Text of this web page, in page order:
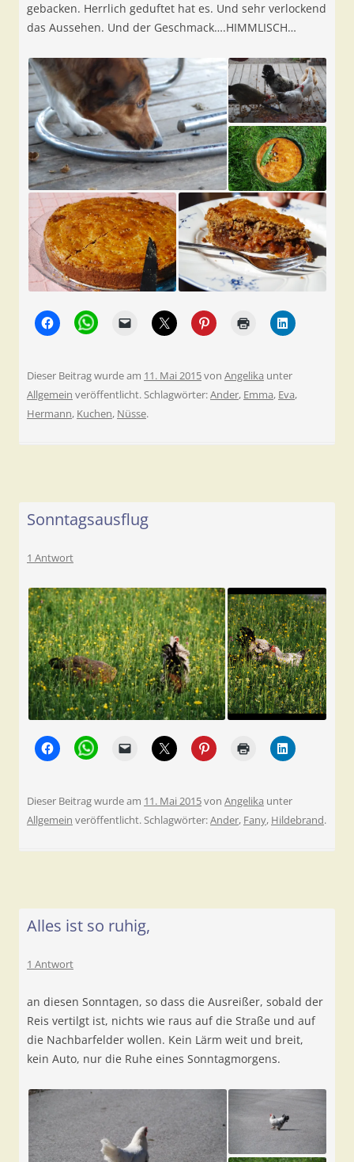
gebacken. Herrlich geduftet hat es. Und sehr verlockend
das Aussehen. Und der Geschmack….HIMMLISCH…
Dieser Beitrag wurde am 11. Mai 2015von Angelika unter
Allgemein veröffentlicht. Schlagwörter:Ander, Emma, Eva,
Hermann, Kuchen, Nüsse.
Sonntagsausflug
1 Antwort
Dieser Beitrag wurde am 11. Mai 2015von Angelika unter
Allgemein veröffentlicht. Schlagwörter:Ander, Fany, Hildebrand.
Alles ist so ruhig,
1 Antwort
an diesen Sonntagen, so dass die Ausreißer, sobald der
Reis vertilgt ist, nichts wie raus auf die Straße und auf
die Nachbarfelder wollen. Kein Lärm weit und breit,
kein Auto, nur die Ruhe eines Sonntagmorgens.